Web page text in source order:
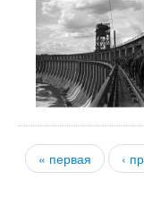
Страницы
« первая ‹